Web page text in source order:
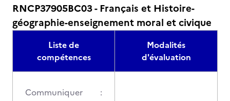
RNCP37905BC03 - Français et Histoire-
géographie-enseignement moral et civique
Liste de
compétences
Modalités
d'évaluation
Communiquer :